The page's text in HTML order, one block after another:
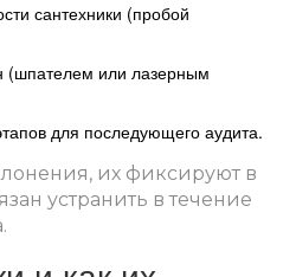
сантехники (пробой
(шпателем или лазерным
для последующего аудита.
их фиксируют в
устранить в течение